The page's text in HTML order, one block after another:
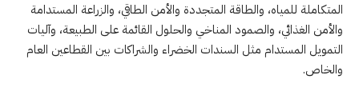
المتكاملة للمياه، والطاقة المتجددة والأمن الطاقي، والزراعة المستدامة
والأمن الغذائي، والصمود المناخي والحلول القائمة على الطبيعة، وآليات
التمويل المستدام مثل السندات الخضراء والشراكات بين القطاعين العام
والخاص.